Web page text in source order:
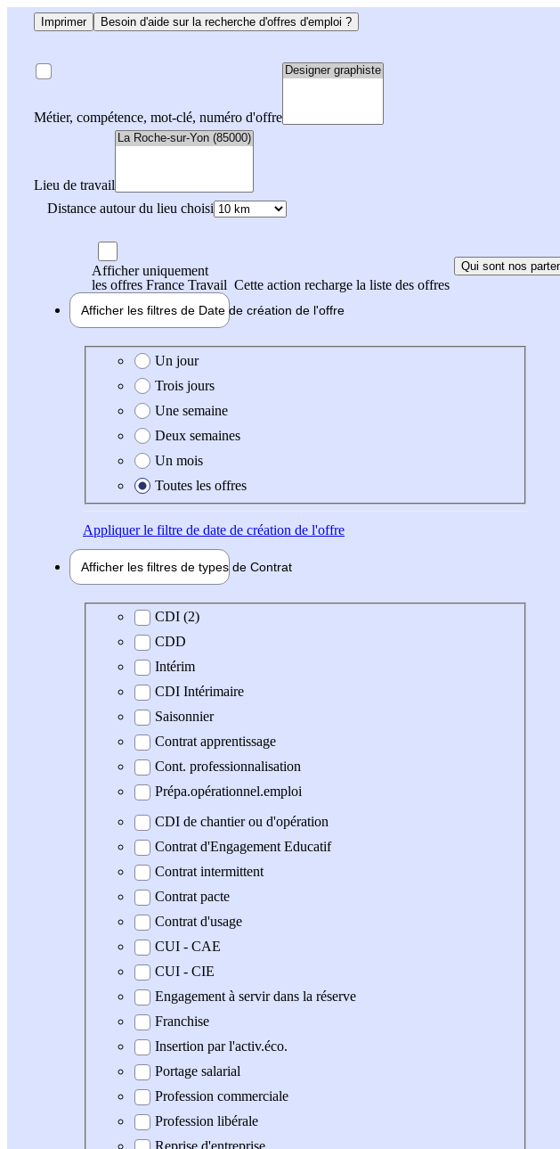
Imprimer Besoin d'aide sur la recherche d'offres d'emploi ?
Métier, compétence, mot-clé, numéro d'offre
Lieu de travail
Distance autour du lieu choisi
Afficher uniquement
les offres France Travail Cette action recharge la liste des offres
Qui sont nos
Afficher les filtres de Date de création de l'offre
Date de création de l'offre
Un jour
Trois jours
Une semaine
Deux semaines
Un mois
Toutes les offres
Appliquerle filtre de date de création de l'offre
Afficher les filtres de types de Contrat
Type de contrat
CDI (2)
CDD
Intérim
CDI Intérimaire
Saisonnier
Contrat apprentissage
Cont. professionnalisation
Prépa.opérationnel.emploi
CDI de chantier ou d'opération
Contrat d'Engagement Educatif
Contrat intermittent
Contrat pacte
Contrat d'usage
CUI - CAE
CUI - CIE
Engagement à servir dans la réserve
Franchise
Insertion par l'activ.éco.
Portage salarial
Profession commerciale
Profession libérale